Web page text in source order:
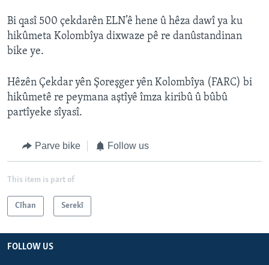
Bi qasî 500 çekdarên ELN’ê hene û hêza dawî ya ku
hikûmeta Kolombîya dixwaze pê re danûstandinan
bike ye.
Hêzên Çekdar yên Şoreşger yên Kolombîya (FARC) bi
hikûmetê re peymana aştîyê îmza kiribû û bûbû
partîyeke sîyasî.
Parve bike Follow us
This item is part of
Cîhan Serekî
FOLLOW US